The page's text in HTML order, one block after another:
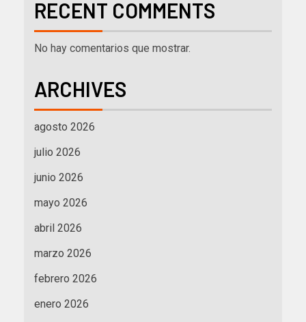
RECENT COMMENTS
No hay comentarios que mostrar.
ARCHIVES
agosto 2026
julio 2026
junio 2026
mayo 2026
abril 2026
marzo 2026
febrero 2026
enero 2026